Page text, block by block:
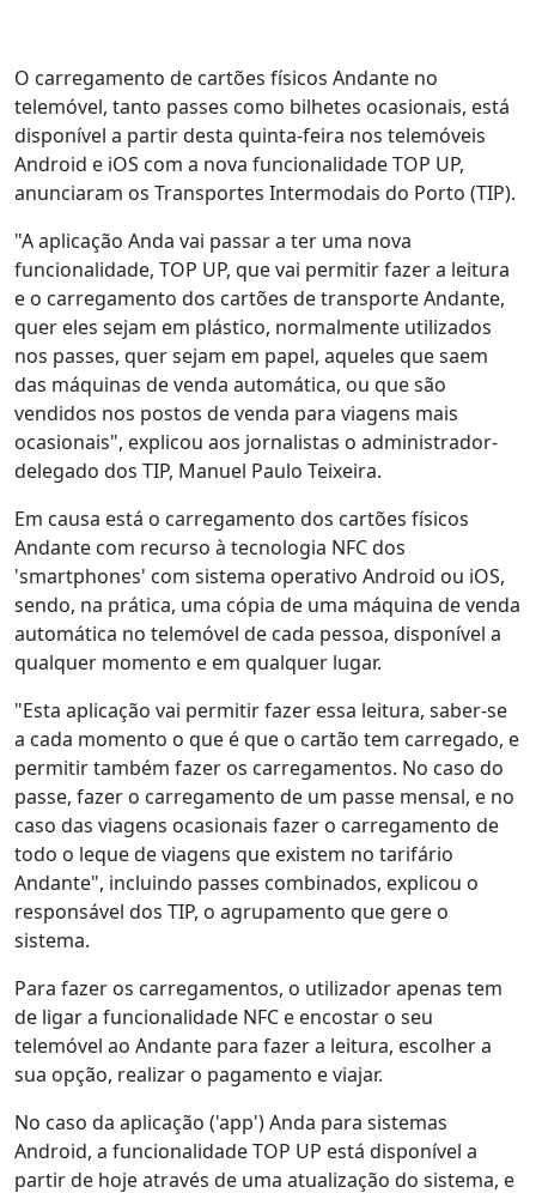
O carregamento de cartões físicos Andante no
telemóvel, tanto passes como bilhetes ocasionais, está
disponível a partir desta quinta-feira nos telemóveis
Android e iOS com a nova funcionalidade TOP UP,
anunciaram os Transportes Intermodais do Porto (TIP).
"A aplicação Anda vai passar a ter uma nova
funcionalidade, TOP UP, que vai permitir fazer a leitura
e o carregamento dos cartões de transporte Andante,
quer eles sejam em plástico, normalmente utilizados
nos passes, quer sejam em papel, aqueles que saem
das máquinas de venda automática, ou que são
vendidos nos postos de venda para viagens mais
ocasionais", explicou aos jornalistas o administrador-
delegado dos TIP, Manuel Paulo Teixeira.
Em causa está o carregamento dos cartões físicos
Andante com recurso à tecnologia NFC dos
'smartphones' com sistema operativo Android ou iOS,
sendo, na prática, uma cópia de uma máquina de venda
automática no telemóvel de cada pessoa, disponível a
qualquer momento e em qualquer lugar.
"Esta aplicação vai permitir fazer essa leitura, saber-se
a cada momento o que é que o cartão tem carregado, e
permitir também fazer os carregamentos. No caso do
passe, fazer o carregamento de um passe mensal, e no
caso das viagens ocasionais fazer o carregamento de
todo o leque de viagens que existem no tarifário
Andante", incluindo passes combinados, explicou o
responsável dos TIP, o agrupamento que gere o
sistema.
Para fazer os carregamentos, o utilizador apenas tem
de ligar a funcionalidade NFC e encostar o seu
telemóvel ao Andante para fazer a leitura, escolher a
sua opção, realizar o pagamento e viajar.
No caso da aplicação ('app') Anda para sistemas
Android, a funcionalidade TOP UP está disponível a
partir de hoje através de uma atualização do sistema, e